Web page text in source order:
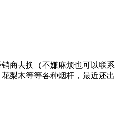
商去换（不嫌麻烦也可以联系
梨木等等各种烟杆，最近还出